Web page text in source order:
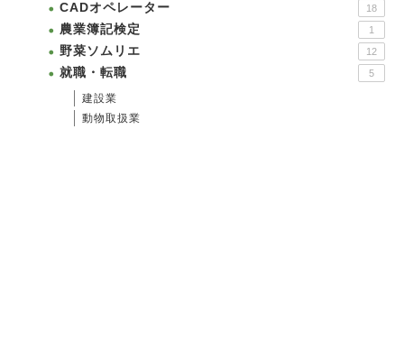
CADオペレーター 18
農業簿記検定 1
野菜ソムリエ 12
就職・転職 5
建設業
動物取扱業